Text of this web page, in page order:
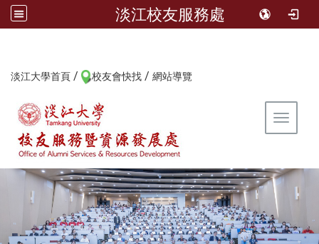
淡江校友服務處
淡江大學首頁 / 校友會快找 / 網站導覽
Toggle